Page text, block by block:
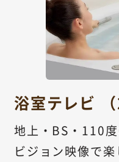
浴室テレビ
地上・BS・110
ビジョン映像で